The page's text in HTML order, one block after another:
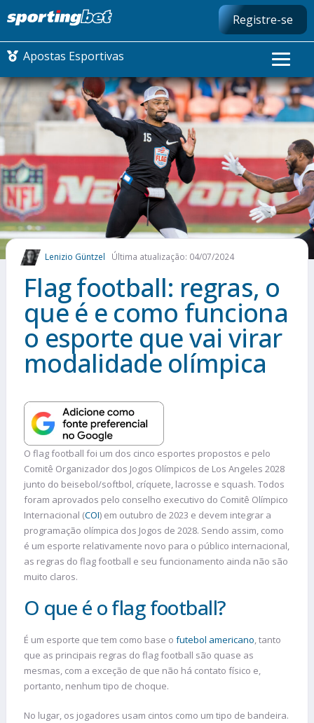
Registre-se
Apostas Esportivas
CONMEBOL LIBERTADORES
FUTEBOL NACIONAL
FUTEBOL INTERNACIONAL
COMO APOSTAR
MAIS ESPORTES
Lenizio Güntzel Última atualização: 04/07/2024
Flag football: regras, o
que é e como funciona
o esporte que vai virar
modalidade olímpica
O flag football foi um dos cinco esportes propostos e pelo
Comitê Organizador dos Jogos Olímpicos de Los Angeles 2028
junto do beisebol/softbol, críquete, lacrosse e squash. Todos
foram aprovados pelo conselho executivo do Comitê Olímpico
Internacional (COI) em outubro de 2023 e devem integrar a
programação olímpica dos Jogos de 2028. Sendo assim, como
é um esporte relativamente novo para o público internacional,
as regras do flag football e seu funcionamento ainda não são
muito claros.
O que é o flag football?
É um esporte que tem como base o futebol americano, tanto
que as principais regras do flag football são quase as
mesmas, com a exceção de que não há contato físico e,
portanto, nenhum tipo de choque.
No lugar, os jogadores usam cintos como um tipo de bandeira.